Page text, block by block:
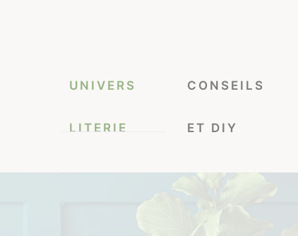
UNIVERS
LITERIE
CONSEILS
ET DIY